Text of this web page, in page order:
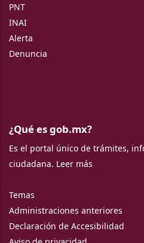
PNT
INAI
Alerta
Denuncia
¿Qué es gob.mx?
Es el portal único de trámites,
ciudadana. Leer más
Temas
Administraciones anteriores
Declaración de Accesibilidad